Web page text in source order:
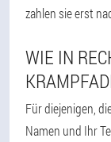
zahlen sie erst
WIE IN
Für diejenigen,
Namen und Ihr